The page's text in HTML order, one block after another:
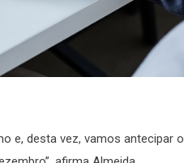
e, desta vez, vamos antecipar o